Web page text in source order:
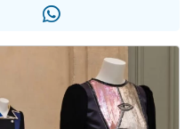
son Maasser
donner son Maasser
4 personnes viennent de nous rejoindre sur WhatsApp